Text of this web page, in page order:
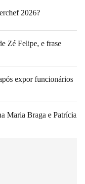
2026?
Zé Felipe, e frase
expor funcionários
Maria Braga e Patrícia